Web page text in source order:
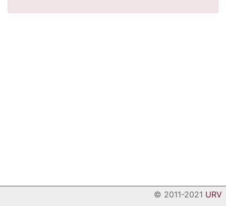
© 2011-2021 URV